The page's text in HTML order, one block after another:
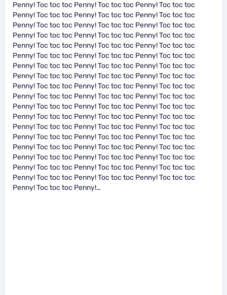
Penny! Toc toc toc Penny! Toc toc toc Penny! Toc toc toc
Penny! Toc toc toc Penny! Toc toc toc Penny! Toc toc toc
Penny! Toc toc toc Penny! Toc toc toc Penny! Toc toc toc
Penny! Toc toc toc Penny! Toc toc toc Penny! Toc toc toc
Penny! Toc toc toc Penny! Toc toc toc Penny! Toc toc toc
Penny! Toc toc toc Penny! Toc toc toc Penny! Toc toc toc
Penny! Toc toc toc Penny! Toc toc toc Penny! Toc toc toc
Penny! Toc toc toc Penny! Toc toc toc Penny! Toc toc toc
Penny! Toc toc toc Penny! Toc toc toc Penny! Toc toc toc
Penny! Toc toc toc Penny! Toc toc toc Penny! Toc toc toc
Penny! Toc toc toc Penny! Toc toc toc Penny! Toc toc toc
Penny! Toc toc toc Penny! Toc toc toc Penny! Toc toc toc
Penny! Toc toc toc Penny! Toc toc toc Penny! Toc toc toc
Penny! Toc toc toc Penny! Toc toc toc Penny! Toc toc toc
Penny! Toc toc toc Penny! Toc toc toc Penny! Toc toc toc
Penny! Toc toc toc Penny! Toc toc toc Penny! Toc toc toc
Penny! Toc toc toc Penny! Toc toc toc Penny! Toc toc toc
Penny! Toc toc toc Penny! Toc toc toc Penny! Toc toc toc
Penny! Toc toc toc Penny!…